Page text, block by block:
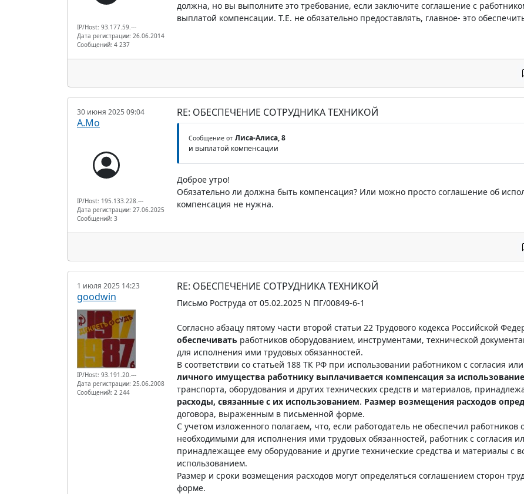
IP/Host: 93.177.59.---
Дата регистрации: 26.06.2014
Сообщений: 4 237
должна, но вы выполните это требование, если заключите соглашение с
выплатой компенсации. Т.Е. не обязательно предоставлять, главное- это
30 июня 2025 09:04
А.Мо
IP/Host: 195.133.228.---
Дата регистрации: 27.06.2025
Сообщений: 3
RE: ОБЕСПЕЧЕНИЕ СОТРУДНИКА ТЕХНИКОЙ
Сообщение от Лиса-Алиса, 8
и выплатой компенсации
Доброе утро!
Обязательно ли должна быть компенсация? Или можно просто соглашение об
компенсация не нужна.
1 июля 2025 14:23
goodwin
IP/Host: 93.191.20.---
Дата регистрации: 25.06.2008
Сообщений: 2 244
RE: ОБЕСПЕЧЕНИЕ СОТРУДНИКА ТЕХНИКОЙ
Письмо Роструда от 05.02.2025 N ПГ/00849-6-1
Согласно абзацу пятому части второй статьи 22 Трудового кодекса Российской
обеспечивать работников оборудованием, инструментами, технической
для исполнения ими трудовых обязанностей.
В соответствии со статьей 188 ТК РФ при использовании работником с согласия
личного имущества работнику выплачивается компенсация за
транспорта, оборудования и других технических средств и материалов,
расходы, связанные с их использованием. Размер возмещения расходов
договора, выраженным в письменной форме.
С учетом изложенного полагаем, что, если работодатель не обеспечил
необходимыми для исполнения ими трудовых обязанностей, работник с согласия
принадлежащее ему оборудование и другие технические средства и материалы с
использованием.
Размер и сроки возмещения расходов могут определяться соглашением сторон
форме.